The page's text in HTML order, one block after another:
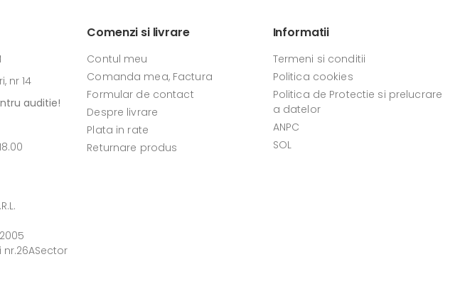
nr 14
auditie!
Comenzi si livrare
Contul meu
Comanda mea, Factura
Formular de contact
Despre livrare
Plata in rate
Returnare produs
Informatii
Termeni si conditii
Politica cookies
Politica de Protectie si prelucrare
a datelor
ANPC
SOL